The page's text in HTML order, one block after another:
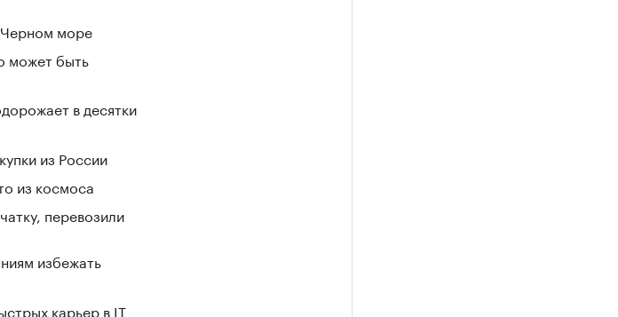
Черном море
может быть
в десятки
из России
из космоса
перевозили
избежать
карьер в IT